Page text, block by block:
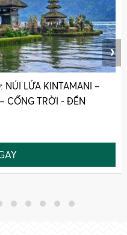
– ĐẢO NAMI -
›